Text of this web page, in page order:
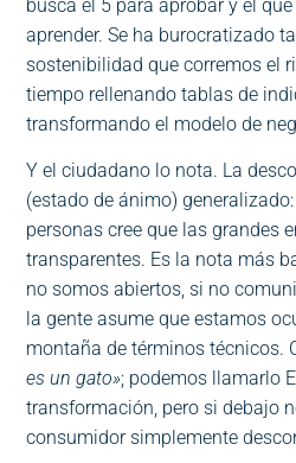
busca el 5 para aprobar y el
aprender. Se ha burocratizado
sostenibilidad que corremos el
tiempo rellenando tablas de
transformando el modelo de
Y el ciudadano lo nota. La
(estado de ánimo)
personas cree que las grandes
transparentes. Es la nota más
no somos abiertos, si no
la gente asume que estamos
montaña de términos técnicos.
es un gato»; podemos llamarlo
transformación, pero si debajo
consumidor simplemente